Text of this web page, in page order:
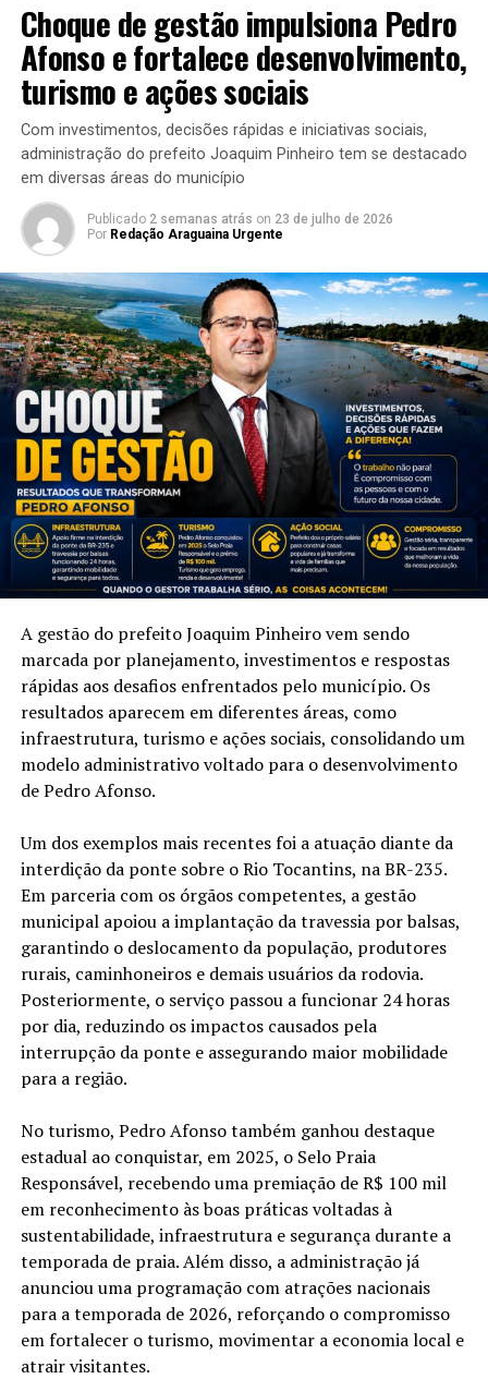
Choque de gestão impulsiona Pedro
Afonso e fortalece desenvolvimento,
turismo e ações sociais
Com investimentos, decisões rápidas e iniciativas sociais,
administração do prefeito Joaquim Pinheiro tem se destacado
em diversas áreas do município
Publicado 2 semanas atrás on 23 de julho de 2026
Por Redação Araguaina Urgente
A gestão do prefeito Joaquim Pinheiro vem sendo
marcada por planejamento, investimentos e respostas
rápidas aos desafios enfrentados pelo município. Os
resultados aparecem em diferentes áreas, como
infraestrutura, turismo e ações sociais, consolidando um
modelo administrativo voltado para o desenvolvimento
de Pedro Afonso.
Um dos exemplos mais recentes foi a atuação diante da
interdição da ponte sobre o Rio Tocantins, na BR-235.
Em parceria com os órgãos competentes, a gestão
municipal apoiou a implantação da travessia por balsas,
garantindo o deslocamento da população, produtores
rurais, caminhoneiros e demais usuários da rodovia.
Posteriormente, o serviço passou a funcionar 24 horas
por dia, reduzindo os impactos causados pela
interrupção da ponte e assegurando maior mobilidade
para a região.
No turismo, Pedro Afonso também ganhou destaque
estadual ao conquistar, em 2025, o Selo Praia
Responsável, recebendo uma premiação de R$ 100 mil
em reconhecimento às boas práticas voltadas à
sustentabilidade, infraestrutura e segurança durante a
temporada de praia. Além disso, a administração já
anunciou uma programação com atrações nacionais
para a temporada de 2026, reforçando o compromisso
em fortalecer o turismo, movimentar a economia local e
atrair visitantes.